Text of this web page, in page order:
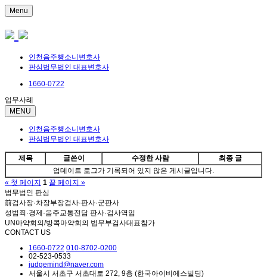
Menu
인천음주뺑소니변호사
판심법무법인 대표변호사
1660-0722
업무사례
MENU
인천음주뺑소니변호사
판심법무법인 대표변호사
제목 글쓴이 수정한 사람
최종 글
업데이트 로그가 기록되어 있지 않은 게시글입니다.
« 첫 페이지 1 끝 페이지 »
법무법인 판심
前검사장·차장부장검사·판사·군판사
성범죄·경제·음주교통전담 판사·검사역임
UN마약회의/방콕마약회의 법무부검사대표참가
CONTACT US
1660-0722 010-8702-0200
02-523-0533
judgemind@naver.com
서울시 서초구 서초대로 272, 9층 (한국아이비에스빌딩)